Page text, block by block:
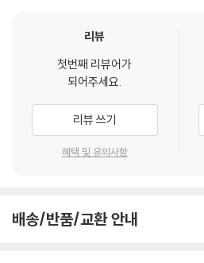
리뷰
첫번째 리뷰어가
되어주세요.
리뷰 쓰기
혜택 및 유의사항
배송/반품/교환 안내